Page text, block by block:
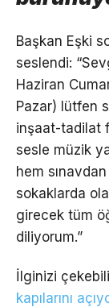
Başkan Eşki
seslendi:
Haziran
Pazar) lütfen
inşaat-tadilat
sesle müzik
hem
sokaklarda
girecek tüm
diliyorum.”
İlginizi
kapılarını